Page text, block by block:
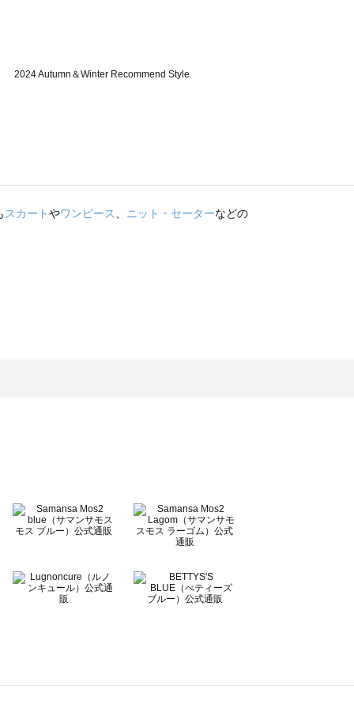
スカートやワンピース ニット・セーターなどの